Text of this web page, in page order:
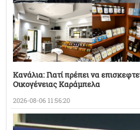
Κανάλια: Γιατί πρέπει να
Οικογένειας Καράμπελα
2026-08-06 11:56:20